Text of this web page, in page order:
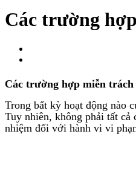
​Các trường
Các trường hợp miễn
Trong bất kỳ hoạt động nào
Tuy nhiên, không phải tất
nhiệm đối với hành vi vi